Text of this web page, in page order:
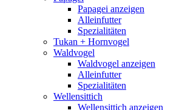
Papagei anzeigen
Alleinfutter
Spezialitäten
Tukan + Hornvogel
Waldvogel
Waldvogel anzeigen
Alleinfutter
Spezialitäten
Wellensittich
Wellensittich anzeigen